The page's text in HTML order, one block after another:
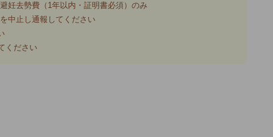
妊去勢費（1年以内・証明書必須）のみ
中止し通報してください
ください